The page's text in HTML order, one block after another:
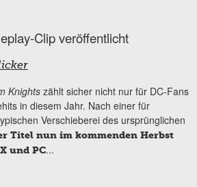
Clip veröffentlicht
Knightszählt sicher nicht nur für DC-Fans
in diesem Jahr. Nach einer für
Verschieberei des ursprünglichen
Titel nun im kommenden Herbst
und PC...